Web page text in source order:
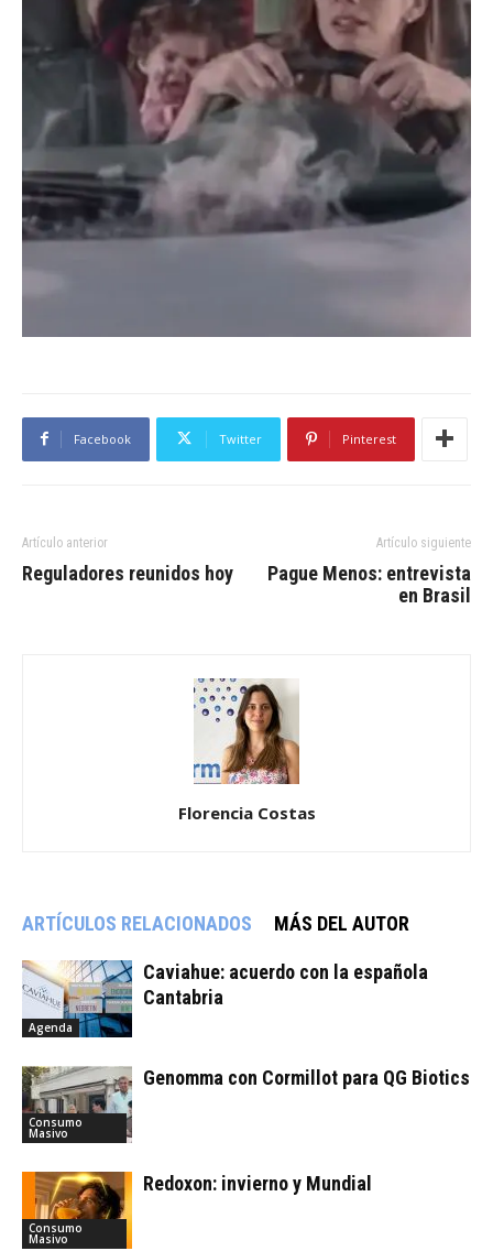
Facebook Twitter Pinterest
Artículo anterior
Reguladores reunidos hoy
Artículo siguiente
Pague Menos: entrevista
en Brasil
Florencia Costas
ARTÍCULOS RELACIONADOS MÁS DEL AUTOR
Agenda
Caviahue: acuerdo con la española
Cantabria
Consumo
Masivo
Genomma con Cormillot para QG Biotics
Consumo
Masivo
Redoxon: invierno y Mundial